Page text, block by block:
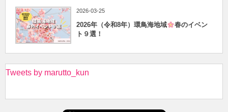
2026-03-25
2026年（令和8年）環鳥海地域
春のイベン
ト９選！
Tweets by marutto_kun